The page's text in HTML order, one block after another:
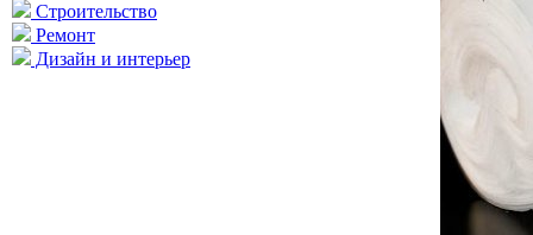
Строительство
Ремонт
Дизайн и интерьер